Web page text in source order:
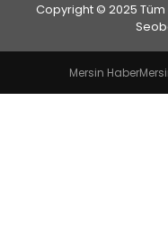
Copyright © 2025 Tüm
Mersin Haber